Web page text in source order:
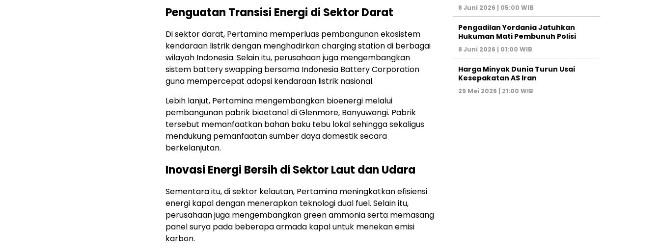
Penguatan Transisi Energi di Sektor Darat
Di sektor darat, Pertamina memperluas pembangunan ekosistem
kendaraan listrik dengan menghadirkan charging station di berbagai
wilayah Indonesia. Selain itu, perusahaan juga mengembangkan
sistem battery swapping bersama Indonesia Battery Corporation
guna mempercepat adopsi kendaraan listrik nasional.
Lebih lanjut, Pertamina mengembangkan bioenergi melalui
pembangunan pabrik bioetanol di Glenmore, Banyuwangi. Pabrik
tersebut memanfaatkan bahan baku tebu lokal sehingga sekaligus
mendukung pemanfaatan sumber daya domestik secara
berkelanjutan.
Inovasi Energi Bersih di Sektor Laut dan Udara
Sementara itu, di sektor kelautan, Pertamina meningkatkan efisiensi
energi kapal dengan menerapkan teknologi dual fuel. Selain itu,
perusahaan juga mengembangkan green ammonia serta memasang
panel surya pada beberapa armada kapal untuk menekan emisi
karbon.
8 Juni 2026 | 05:00 WIB
Pengadilan Yordania Jatuhkan
Hukuman Mati Pembunuh Polisi
8 Juni 2026 | 01:00 WIB
Harga Minyak Dunia Turun Usai
Kesepakatan AS Iran
29 Mei 2026 | 21:00 WIB